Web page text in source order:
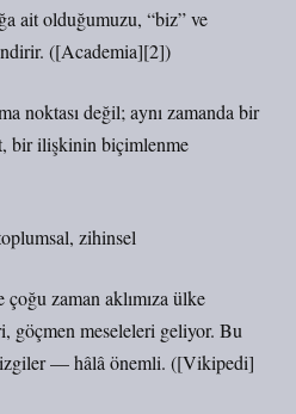
ait olduğumuzu, “biz” ve
([Academia][2])
noktası değil; aynı zamanda bir
bir ilişkinin biçimlenme
zihinsel
çoğu zaman aklımıza ülke
göçmen meseleleri geliyor. Bu
— hâlâ önemli. ([Vikipedi]